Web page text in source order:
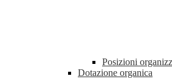
Posizioni
Dotazione organica